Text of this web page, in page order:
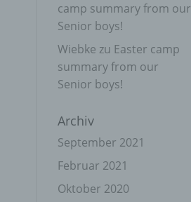
camp summary from our
Senior boys!
Wiebke zu Easter camp
summary from our
Senior boys!
Archiv
September 2021
Februar 2021
Oktober 2020